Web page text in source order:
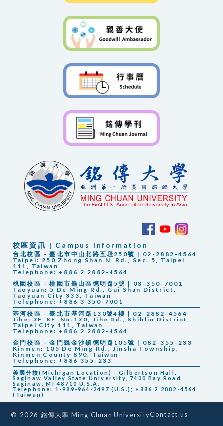
校區資訊 | Campus Information
台北校區 - 臺北市中山北路五段250號 | 02-2882-4564
Taipei: 250 Zhong Shan N. Rd., Sec. 5, Taipei
111, Taiwan
Telephone: +886 2 2882-4564
桃園校區 - 桃園市龜山區德明路5號 | 03-350-7001
Taoyuan: 5 De Ming Rd., Gui Shan District,
Taoyuan City 333, Taiwan
Telephone: +886 3 350-7001
基河校區 - 臺北市基河路130號4樓 | 02-2882-4564
Jihe: 3F-8F, No.130, Jihe Rd., Shihlin District,
Taipei City 111, Taiwan
Telephone: +886 2 2882-4564
金門校區 - 金門縣金沙鎮德明路105號 | 082-355-233
Kinmen: 105 De Ming Rd., Jinsha Township,
Kinmen County 890, Taiwan
Telephone: +886 355-233
美國分校(Michigan Location) - Gilbertson Hall,
Saginaw Valley State University, 7400 Bay Road,
Saginaw, MI 48710 U.S.A.
Telephone: 1-989-964-2497 (U.S.); +886 2 2882-4564
(Taiwan)
© 2026 銘傳大學 Ming Chuan UniversityContact us